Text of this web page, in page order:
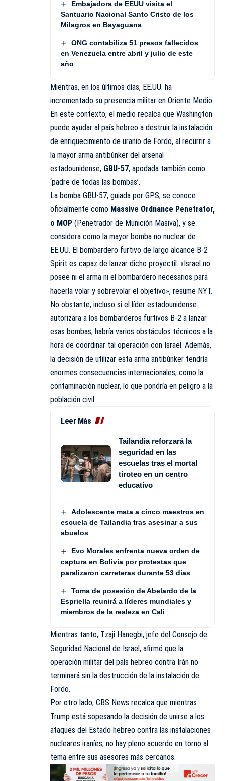
Embajadora de EEUU visita el
Santuario Nacional Santo Cristo de los
Milagros en Bayaguana
ONG contabiliza 51 presos fallecidos
en Venezuela entre abril y julio de este
año
Mientras, en los últimos días, EE.UU. ha
incrementado su presencia militar en Oriente Medio.
En este contexto, el medio recalca que Washington
puede ayudar al país hebreo a destruir la instalación
de enriquecimiento de uranio de Fordo, al recurrir a
la mayor arma antibúnker del arsenal
estadounidense, GBU-57, apodada también como
‘padre de todas las bombas’.
La bomba GBU-57, guiada por GPS, se conoce
oficialmente como Massive Ordnance Penetrator,
o MOP (Penetrador de Munición Masiva), y se
considera como la mayor bomba no nuclear de
EE.UU. El bombardero furtivo de largo alcance B-2
Spirit es capaz de lanzar dicho proyectil. «Israel no
posee ni el arma ni el bombardero necesarios para
hacerla volar y sobrevolar el objetivo», resume NYT.
No obstante, incluso si el líder estadounidense
autorizara a los bombarderos furtivos B-2 a lanzar
esas bombas, habría varios obstáculos técnicos a la
hora de coordinar tal operación con Israel. Además,
la decisión de utilizar esta arma antibúnker tendría
enormes consecuencias internacionales, como la
contaminación nuclear, lo que pondría en peligro a la
población civil.
Leer Más
Tailandia reforzará la
seguridad en las
escuelas tras el mortal
tiroteo en un centro
educativo
Adolescente mata a cinco maestros en
escuela de Tailandia tras asesinar a sus
abuelos
Evo Morales enfrenta nueva orden de
captura en Bolivia por protestas que
paralizaron carreteras durante 53 días
Toma de posesión de Abelardo de la
Espriella reunirá a líderes mundiales y
miembros de la realeza en Cali
Mientras tanto, Tzaji Hanegbi, jefe del Consejo de
Seguridad Nacional de Israel, afirmó que la
operación militar del país hebreo contra Irán no
terminará sin la destrucción de la instalación de
Fordo.
Por otro lado, CBS News recalca que mientras
Trump está sopesando la decisión de unirse a los
ataques del Estado hebreo contra las instalaciones
nucleares iraníes, no hay pleno acuerdo en torno al
tema entre sus asesores más cercanos.